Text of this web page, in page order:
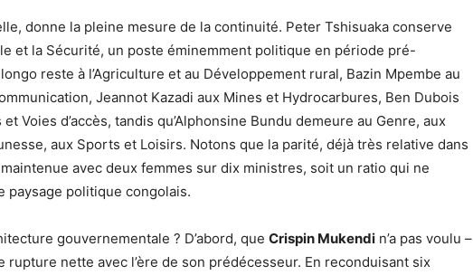
donne la pleine mesure de la continuité. Peter Tshisuaka conserve
et la Sécurité, un poste éminemment politique en période pré-
reste à l’Agriculture et au Développement rural, Bazin Mpembe au
Jeannot Kazadi aux Mines et Hydrocarbures, Ben Dubois
Voies d’accès, tandis qu’Alphonsine Bundu demeure au Genre, aux
aux Sports et Loisirs. Notons que la parité, déjà très relative dans
avec deux femmes sur dix ministres, soit un ratio qui ne
paysage politique congolais.
gouvernementale ? D’abord, que Crispin Mukendi n’a pas voulu –
rupture nette avec l’ère de son prédécesseur. En reconduisant six